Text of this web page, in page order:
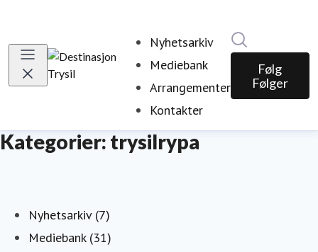
Nyhetsarkiv
Mediebank
Arrangementer
Kontakter
Følg
Følger
Kategorier: trysilrypa
Nyhetsarkiv (7)
Mediebank (31)